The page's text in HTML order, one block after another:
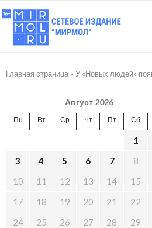
Главная страница » У «Новых людей»
Август 2026
Пн Вт Ср Чт Пт Сб
1
3
4 5 6 7 8
10
11 12 13 14 15
17
18 19 20 21 22
24
25 26 27 28 29